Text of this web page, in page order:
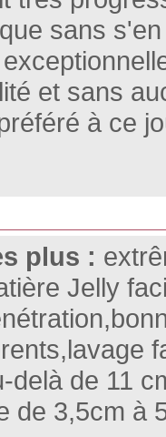
sans
et sans
à ce
plus :
Jelly
delà de 11
de 3,5cm à